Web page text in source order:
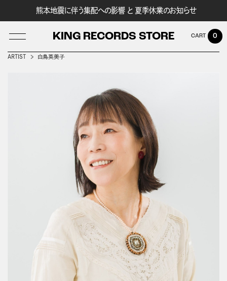
熊本地震に伴う集配への影響 と 夏季休業のお知らせ
KING RECORDS STORE 0
ARTIST 白鳥英美子